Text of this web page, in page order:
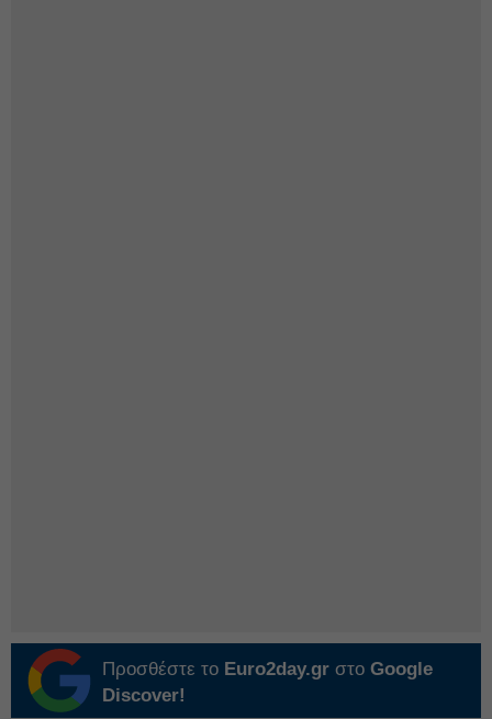
Προσθέστε το Euro2day.gr στο Google
Discover!